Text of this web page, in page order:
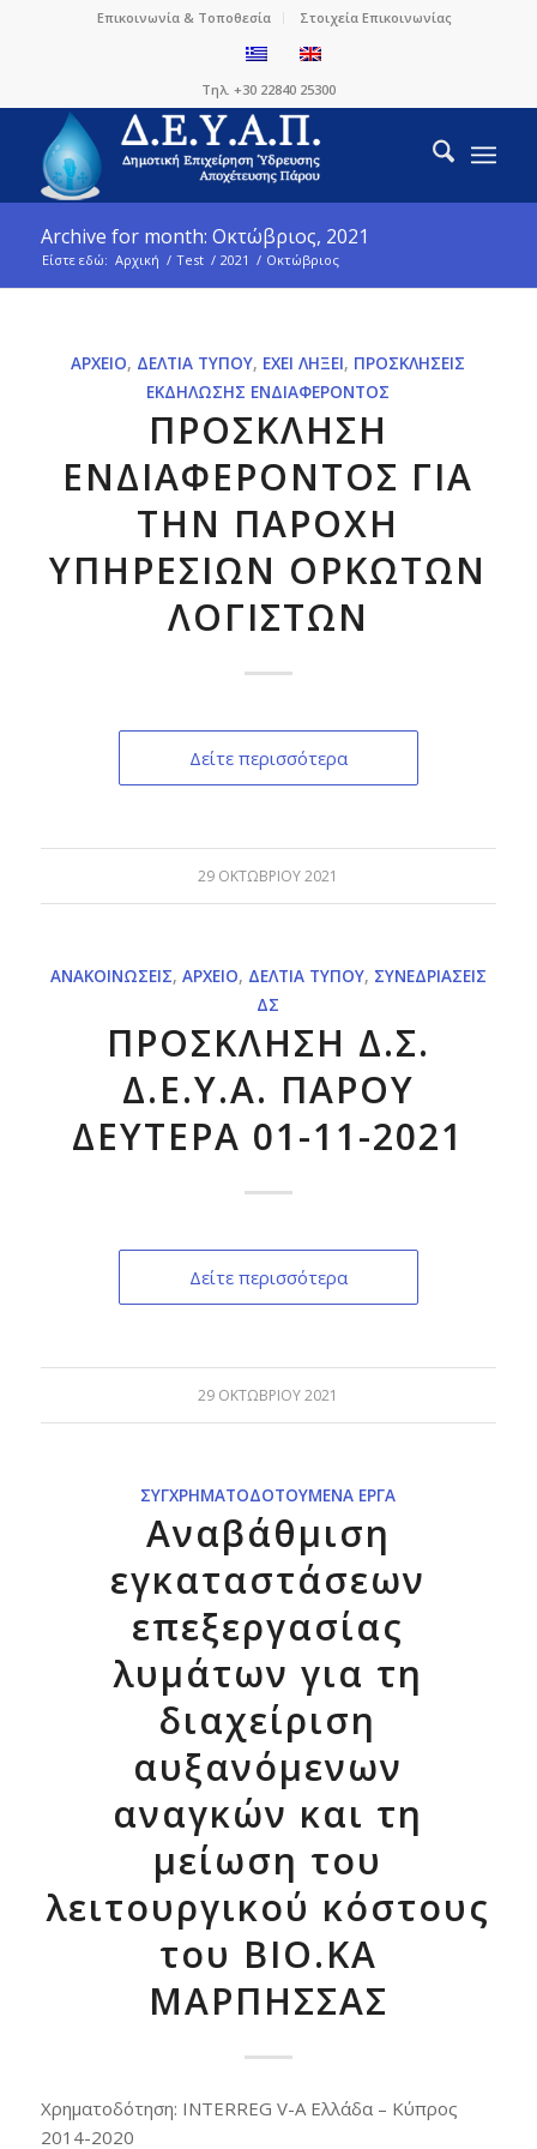
Επικοινωνία & Τοποθεσία Στοιχεία Επικοινωνίας
Τηλ. +30 22840 25300
Archive for month: Οκτώβριος, 2021
Είστε εδώ: Αρχική / Test / 2021 / Οκτώβριος
ΑΡΧΕΊΟ, ΔΕΛΤΊΑ ΤΎΠΟΥ, ΈΧΕΙ ΛΉΞΕΙ, ΠΡΟΣΚΛΉΣΕΙΣ
ΕΚΔΉΛΩΣΗΣ ΕΝΔΙΑΦΈΡΟΝΤΟΣ
ΠΡΟΣΚΛΗΣΗ
ΕΝΔΙΑΦΕΡΟΝΤΟΣ ΓΙΑ
ΤΗΝ ΠΑΡΟΧΗ
ΥΠΗΡΕΣΙΩΝ ΟΡΚΩΤΩΝ
ΛΟΓΙΣΤΩΝ
Δείτε περισσότερα
29 ΟΚΤΩΒΡΊΟΥ 2021
ΑΝΑΚΟΙΝΏΣΕΙΣ, ΑΡΧΕΊΟ, ΔΕΛΤΊΑ ΤΎΠΟΥ, ΣΥΝΕΔΡΙΆΣΕΙΣ
ΔΣ
ΠΡΟΣΚΛΗΣΗ Δ.Σ.
Δ.Ε.Υ.Α. ΠΑΡΟΥ
ΔΕΥΤΕΡΑ 01-11-2021
Δείτε περισσότερα
29 ΟΚΤΩΒΡΊΟΥ 2021
ΣΥΓΧΡΗΜΑΤΟΔΟΤΟΎΜΕΝΑ ΈΡΓΑ
Αναβάθμιση
εγκαταστάσεων
επεξεργασίας
λυμάτων για τη
διαχείριση
αυξανόμενων
αναγκών και τη
μείωση του
λειτουργικού κόστους
του ΒΙΟ.ΚΑ
ΜΑΡΠΗΣΣΑΣ
Χρηματοδότηση: INTERREG V-A Ελλάδα – Κύπρος
2014-2020